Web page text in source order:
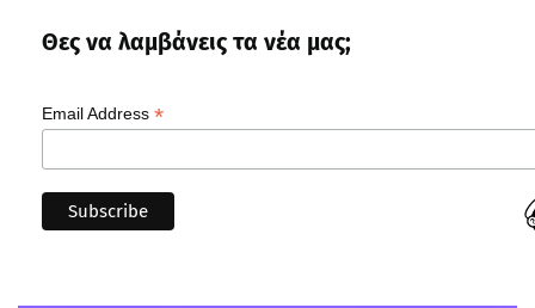
Θες να λαμβάνεις τα νέα μας;
Email Address *